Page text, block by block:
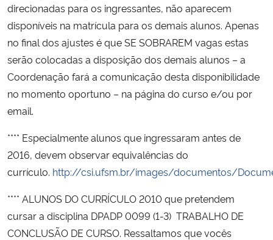
Secretaria de Governo
Gabinete de Segurança Institucional
Advocacia-Geral da União
Banco Central do Brasil
Planalto
direcionadas para os ingressantes, não aparecem
disponíveis na matrícula para os demais alunos. Apenas
no final dos ajustes é que SE SOBRAREM vagas estas
serão colocadas a disposição dos demais alunos – a
Coordenação fará a comunicação desta disponibilidade
no momento oportuno – na página do curso e/ou por
email.
**** Especialmente alunos que ingressaram antes de
2016, devem observar equivalências do
currículo. http://csi.ufsm.br/images/documentos/
**** ALUNOS DO CURRÍCULO 2010 que pretendem
cursar a disciplina DPADP 0099 (1-3) TRABALHO DE
CONCLUSÃO DE CURSO. Ressaltamos que vocês